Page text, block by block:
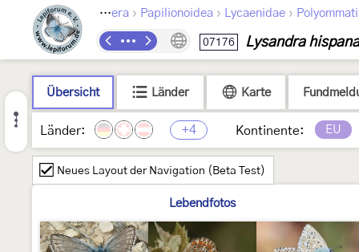
Lepidoptera › Papilionoidea › Lycaenidae ›
07176 Lysandra hispana
Übersicht Länder Karte
Länder: +4 Kontinente: EU
Neues Layout der Navigation (Beta Test)
Lebendfotos